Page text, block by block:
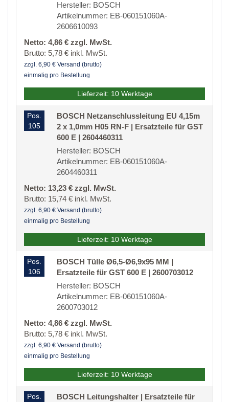
Hersteller: BOSCH
Artikelnummer: EB-060151060A-
2606610093
Netto: 4,86 € zzgl. MwSt.
Brutto: 5,78 € inkl. MwSt.
zzgl. 6,90 € Versand (brutto)
einmalig pro Bestellung
Lieferzeit: 10 Werktage
Pos.
105
BOSCH Netzanschlussleitung EU 4,15m
2 x 1,0mm H05 RN-F | Ersatzteile für GST
600 E | 2604460311
Hersteller: BOSCH
Artikelnummer: EB-060151060A-
2604460311
Netto: 13,23 € zzgl. MwSt.
Brutto: 15,74 € inkl. MwSt.
zzgl. 6,90 € Versand (brutto)
einmalig pro Bestellung
Lieferzeit: 10 Werktage
Pos.
106
BOSCH Tülle Ø6,5-Ø6,9x95 MM |
Ersatzteile für GST 600 E | 2600703012
Hersteller: BOSCH
Artikelnummer: EB-060151060A-
2600703012
Netto: 4,86 € zzgl. MwSt.
Brutto: 5,78 € inkl. MwSt.
zzgl. 6,90 € Versand (brutto)
einmalig pro Bestellung
Lieferzeit: 10 Werktage
Pos.
BOSCH Leitungshalter | Ersatzteile für